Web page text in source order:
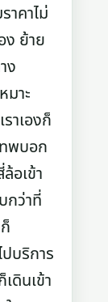
าคาไม่
ง ย้าย
ง
าะ
าเองก็
พบอก
อเข้า
กว่าที่
บริการ
ดินเข้า